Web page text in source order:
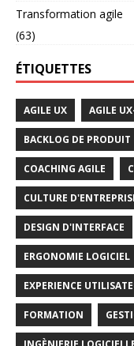
Transformation agile
(63)
ÉTIQUETTES
AGILE UX AGILE
BACKLOG DE PRODUIT
COACHING AGILE
CULTURE
DESIGN D'INTERFACE
ERGONOMIE LOGICIEL
EXPERIENCE
FORMATION